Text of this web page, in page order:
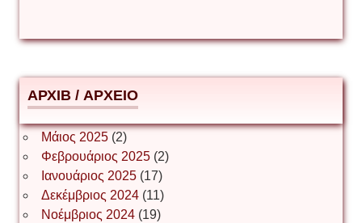
Δημήτριος Ζακοντινός
ΕΥΑΓΓΕΛΟΣ ΜΩΚΟΣ
Ιωάννης Σ. Παπαφλωράτος
АРХІВ / ΑΡΧΕΙΟ
Μάιος 2025(2)
Φεβρουάριος 2025(2)
Ιανουάριος 2025(17)
Δεκέμβριος 2024(11)
Νοέμβριος 2024(19)